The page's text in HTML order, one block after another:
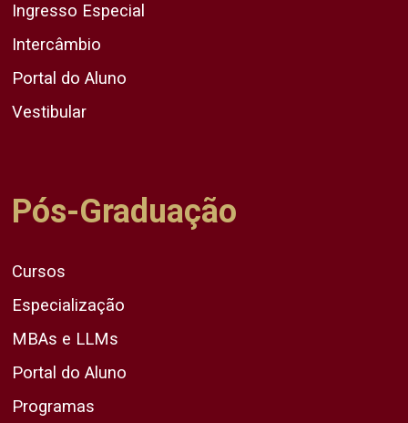
Ingresso Especial
Intercâmbio
Portal do Aluno
Vestibular
Pós-Graduação
Cursos
Especialização
MBAs e LLMs
Portal do Aluno
Programas